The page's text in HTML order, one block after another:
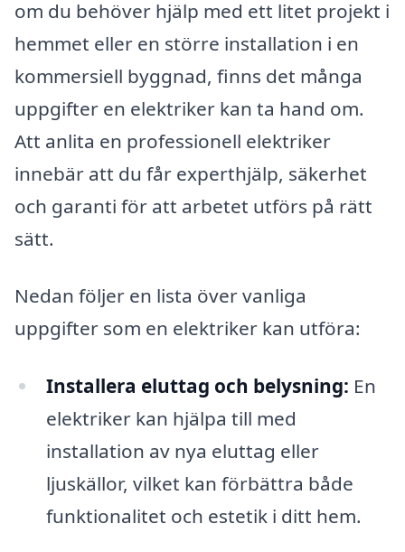
om du behöver hjälp med ett litet projekt i
hemmet eller en större installation i en
kommersiell byggnad, finns det många
uppgifter en elektriker kan ta hand om.
Att anlita en professionell elektriker
innebär att du får experthjälp, säkerhet
och garanti för att arbetet utförs på rätt
sätt.
Nedan följer en lista över vanliga
uppgifter som en elektriker kan utföra:
Installera eluttag och belysning: En
elektriker kan hjälpa till med
installation av nya eluttag eller
ljuskällor, vilket kan förbättra både
funktionalitet och estetik i ditt hem.